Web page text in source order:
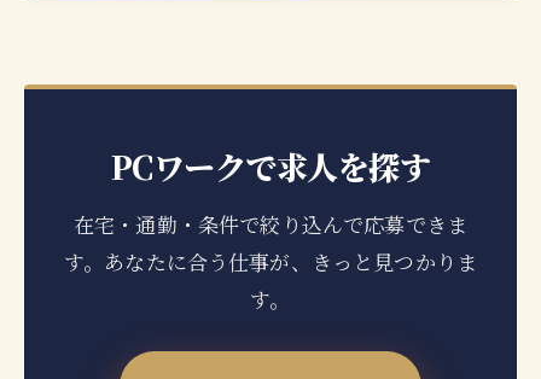
PCワークで求人を探す
在宅・通勤・条件で絞り込んで応募できま
す。あなたに合う仕事が、きっと見つかりま
す。